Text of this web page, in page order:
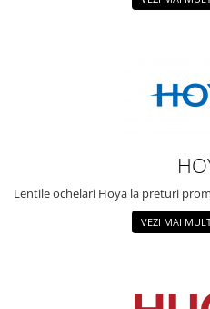
Lentile ochelari Hoya la preturi
VEZI MAI